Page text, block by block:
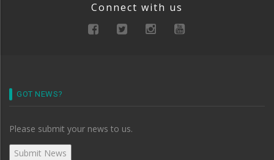
Connect with us
GOT NEWS?
Please submit your news to us.